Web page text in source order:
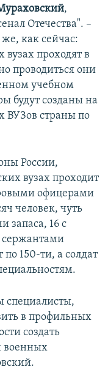
,
Отечества". –
же, как сейчас:
проходят в
проводиться они
учебном
будут созданы на
ВУЗов страны по
России,
вузах проходит
офицерами
человек, чуть
запаса, 16 с
сержантами
по 150-ти, а солдат
специалисты,
в профильных
создать
военных